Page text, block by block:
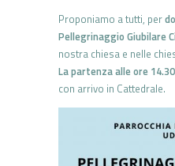
Proponiamo a tutti, per
Pellegrinaggio Giubilare
nostra chiesa e nelle
La partenza alle ore 14.30
con arrivo in Cattedrale.